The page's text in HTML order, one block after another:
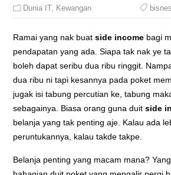
Dunia IT, Kewangan
Ramai yang nak buatside income bagi
pendapatan yang ada. Siapa tak nak ye
boleh dapat seribu dua ribu ringgit.
dua ribu ni tapi kesannya pada poket
jugak isi tabung percutian ke, tabung
sebagainya. Biasa orang guna duitside
belanja yang tak penting aje. Kalau ada
peruntukannya, kalau takde takpe.
Belanja penting yang macam mana?